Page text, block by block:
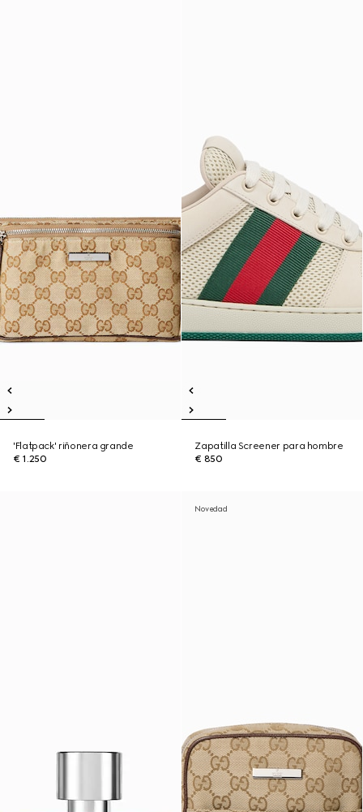
'Flatpack' riñonera grande
€ 1.250
Zapatilla Screener para hombre
€ 850
Novedad